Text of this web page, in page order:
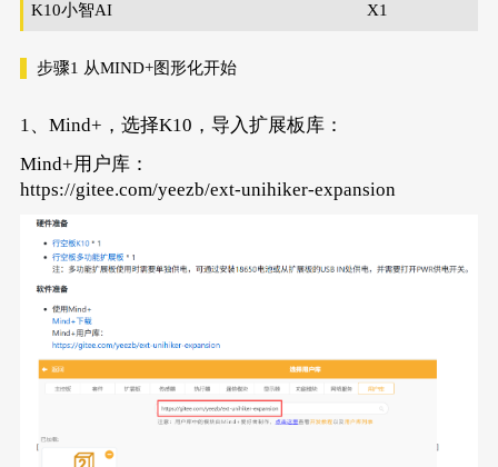
K10小智AI X1
步骤1 从MIND+图形化开始
1、Mind+，选择K10，导入扩展板库：
Mind+用户库：
https://gitee.com/yeezb/ext-unihiker-expansion